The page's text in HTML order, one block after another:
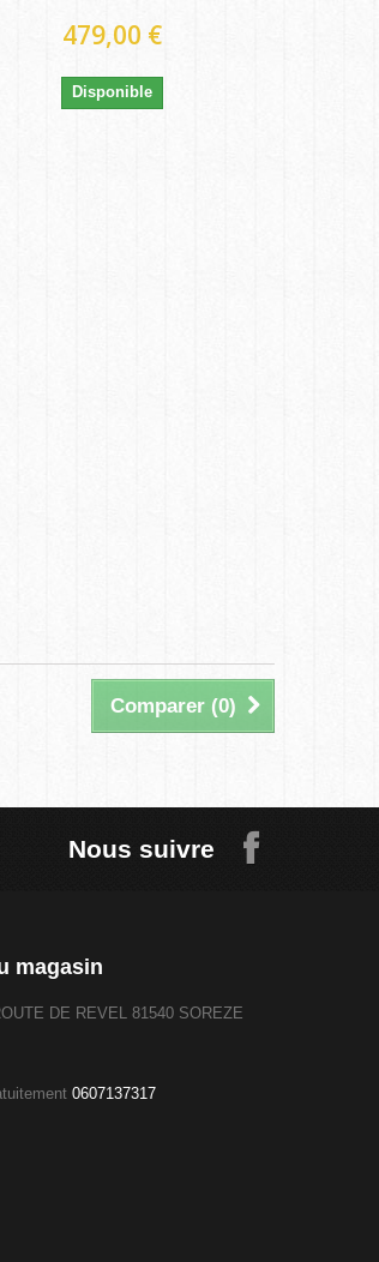
479,00 €
Disponible
Comparer (0)
Nous suivre
magasin
DE REVEL 81540 SOREZE
0607137317